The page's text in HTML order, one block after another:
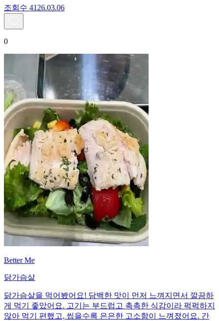
조회수 41 26.03.06
0
Better Me
닭가슴살
닭가슴살을 먹어봤어요! 담백한 맛이 먼저 느껴지면서 깔끔하
게 먹기 좋았어요. 고기는 부드럽고 촉촉한 식감이라 퍽퍽하지
않아 먹기 편했고, 씹을수록 은은한 고소함이 느껴졌어요. 간